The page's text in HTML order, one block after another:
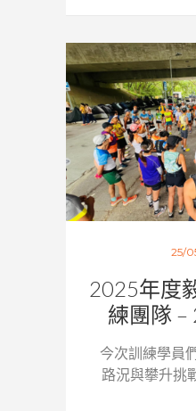
25/
2025年度
練團隊
今次訓練學員
路況與攀升挑